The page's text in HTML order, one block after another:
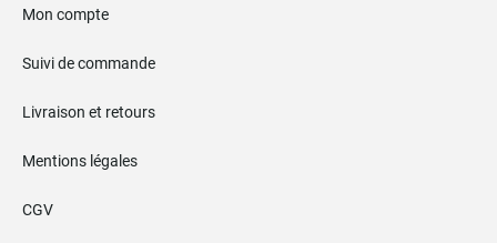
Mon compte
Suivi de commande
Livraison et retours
Mentions légales
CGV